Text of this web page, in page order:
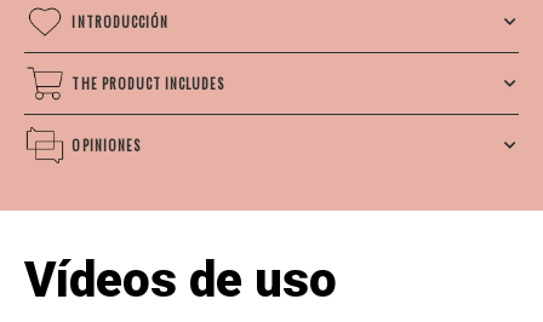
INTRODUCCIÓN
THE PRODUCT INCLUDES
OPINIONES
Vídeos de uso